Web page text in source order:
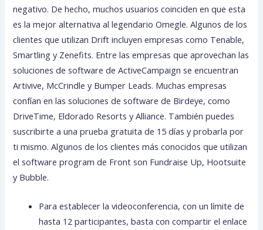
negativo. De hecho, muchos usuarios coinciden en que esta
es la mejor alternativa al legendario Omegle. Algunos de los
clientes que utilizan Drift incluyen empresas como Tenable,
Smartling y Zenefits. Entre las empresas que aprovechan las
soluciones de software de ActiveCampaign se encuentran
Artivive, McCrindle y Bumper Leads. Muchas empresas
confían en las soluciones de software de Birdeye, como
DriveTime, Eldorado Resorts y Alliance. También puedes
suscribirte a una prueba gratuita de 15 días y probarla por
ti mismo. Algunos de los clientes más conocidos que utilizan
el software program de Front son Fundraise Up, Hootsuite
y Bubble.
Para establecer la videoconferencia, con un límite de
hasta 12 participantes, basta con compartir el enlace